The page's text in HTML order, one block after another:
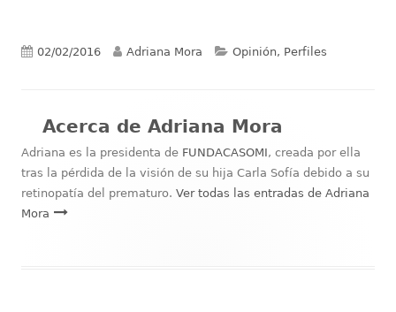
Publicado
02/02/2016 Autor
Adriana Mora Categorías
Opinión, Perfiles
Acerca de Adriana Mora
Adriana es la presidenta de FUNDACASOMI, creada por ella
tras la pérdida de la visión de su hija Carla Sofía debido a su
retinopatía del prematuro. Ver todas las entradas de Adriana
Mora